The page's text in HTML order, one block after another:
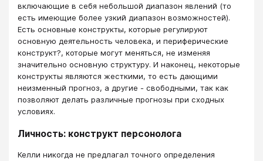
включающие в себя небольшой диапазон явлений (то
есть имеющие более узкий диапазон возможностей).
Есть основные конструкты, которые регулируют
основную деятельность человека, и периферические
конструкт?, которые могут меняться, не изменяя
значительно основную структуру. И наконец, некоторые
конструкты являются жесткими, то есть дающими
неизменный прогноз, а другие - свободными, так как
позволяют делать различные прогнозы при сходных
условиях.
Личность: конструкт персонолога
Келли никогда не предлагал точного определения